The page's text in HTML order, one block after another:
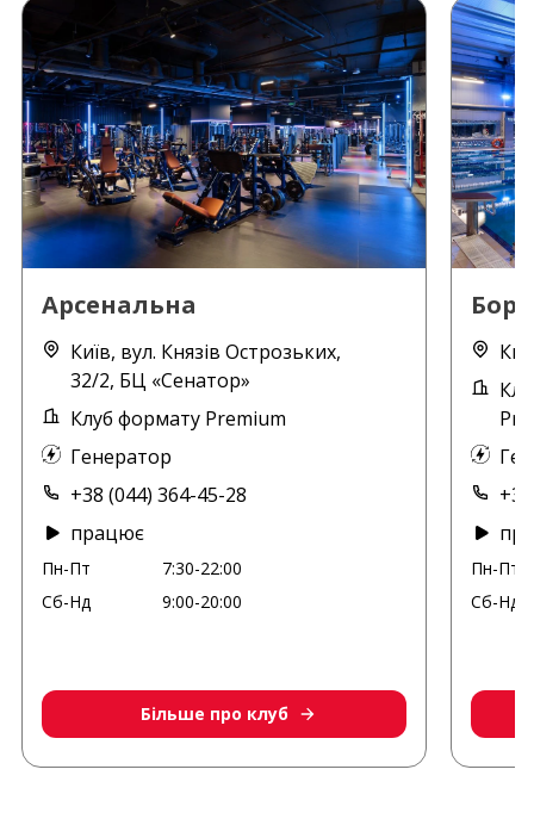
Арсенальна
Київ, вул. Князів Острозьких,
32/2, БЦ «Сенатор»
Клуб формату Premium
Генератор
+38 (044) 364-45-28
працює
Пн-Пт
7:30-22:00
Сб-Нд
9:00-20:00
Більше про клуб
Пн-Пт
Сб-Нд